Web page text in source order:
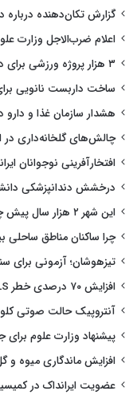
گزارش تکان‌دهنده درباره
اعلام ضرب‌الاجل وزارت
۳ هزار پروژه ورزشی برای دانش‌آموزان استان تهران کلید خورد
ساخت داربست نانویی
هشدار سازمان غذا و
چالش‌های گلخانه‌داری در
افتخارآفرینی نوجوانان
درخشش دندانپزشکی
این شهر ۲ هزار سال پیش چه بویی می‌داد
چرا ساکنان مناطق ساحلی
تیزهوشان؛ آزمونی
افزایش ۷۰ درصدی خطر ALS با تماس زیاد با علف‌کش‌ها
آنتروپیک حالت صوتی
پیشنهاد وزارت علوم
افزایش ماندگاری میوه و
عضویت ایرانداک در